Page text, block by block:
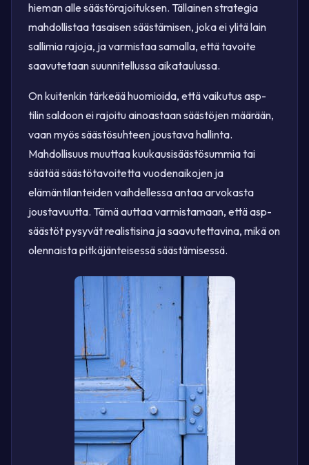
hieman alle säästörajoituksen. Tällainen strategia
mahdollistaa tasaisen säästämisen, joka ei ylitä lain
sallimia rajoja, ja varmistaa samalla, että tavoite
saavutetaan suunnitellussa aikataulussa.
On kuitenkin tärkeää huomioida, että vaikutus asp-
tilin saldoon ei rajoitu ainoastaan säästöjen määrään,
vaan myös säästösuhteen joustava hallinta.
Mahdollisuus muuttaa kuukausisäästösummia tai
säätää säästötavoitetta vuodenaikojen ja
elämäntilanteiden vaihdellessa antaa arvokasta
joustavuutta. Tämä auttaa varmistamaan, että asp-
säästöt pysyvät realistisina ja saavutettavina, mikä on
olennaista pitkäjänteisessä säästämisessä.